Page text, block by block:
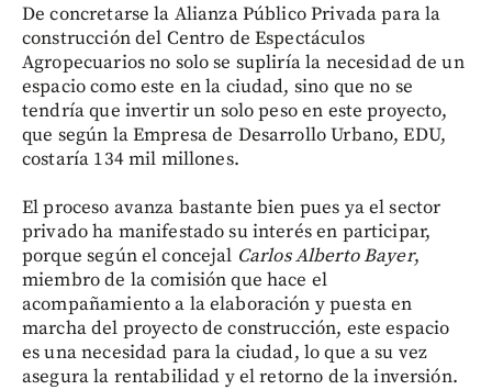
De concretarse la Alianza Público Privada para la
construcción del Centro de Espectáculos
Agropecuarios no solo se supliría la necesidad de un
espacio como este en la ciudad, sino que no se
tendría que invertir un solo peso en este proyecto,
que según la Empresa de Desarrollo Urbano, EDU,
costaría 134 mil millones.
El proceso avanza bastante bien pues ya el sector
privado ha manifestado su interés en participar,
porque según el concejal Carlos Alberto Bayer,
miembro de la comisión que hace el
acompañamiento a la elaboración y puesta en
marcha del proyecto de construcción, este espacio
es una necesidad para la ciudad, lo que a su vez
asegura la rentabilidad y el retorno de la inversión.